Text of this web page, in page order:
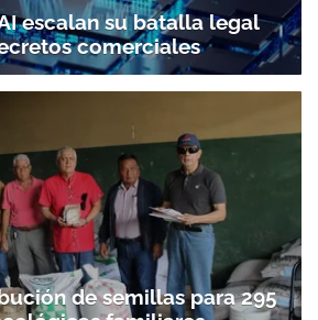
escalan su batalla legal
comerciales
de semillas para 295